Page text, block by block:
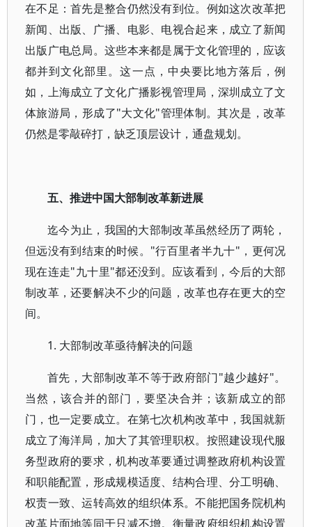
在不足：首先是整合仍然没有到位。例如这次改革把
新闻、出版、广播、电影、电视合起来，成立了新闻
出版广电总局。这些本来都是属于文化管理的，应该
都并到文化部里。这一点，中央要比地方落后，例
如，上海成立了文化广播影视管理局，深圳成立了文
体旅游局，形成了"大文化"管理体制。其次是，改革
仍然是零敲碎打，缺乏顶层设计，通盘规划。
五、推进中国大部制改革新进展
迄今为止，我国的大部制改革虽然经历了两轮，
但远没有到结束的时候。"行百里者半九十"，更何况
现在连走"九十里"都还没到。应该看到，今后的大部
制改革，还要解决不少的问题，改革也存在更大的空
间。
1. 大部制改革亟待解决的问题
首先，大部制改革不等于政府部门"越少越好"。
当然，该合并的部门，要坚决合并；该新成立的部
门，也一定要成立。在第七次机构改革中，我国就新
成立了海洋局，加大了其管理职权。按照建设现代服
务型政府的要求，机构改革要通过调整政府机构设置
和职能配置，形成规模适度、结构合理、分工明确、
权责一致、运转高效的组织体系。不能把国务院机构
改革片面地等同于只减不增。衡量政府组织机构设置